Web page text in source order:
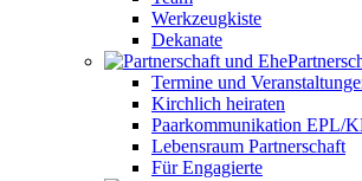
Werkzeugkiste
Dekanate
Termine und
Kirchlich heiraten
Paarkommunikation EPL/
Lebensraum Partnerschaft
Für Engagierte